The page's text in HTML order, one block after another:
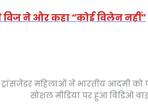
ने और कहा “कोई विलेन नहीं”
महिलाओं ने भारतीय आदमी को
सोशल मीडिया पर हुआ विडिओ